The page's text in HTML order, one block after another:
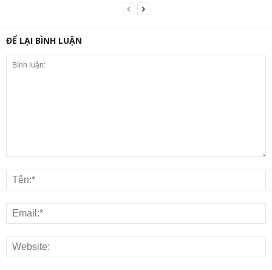
ĐỂ LẠI BÌNH LUẬN